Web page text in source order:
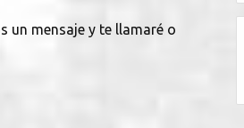
un mensaje y te llamaré o